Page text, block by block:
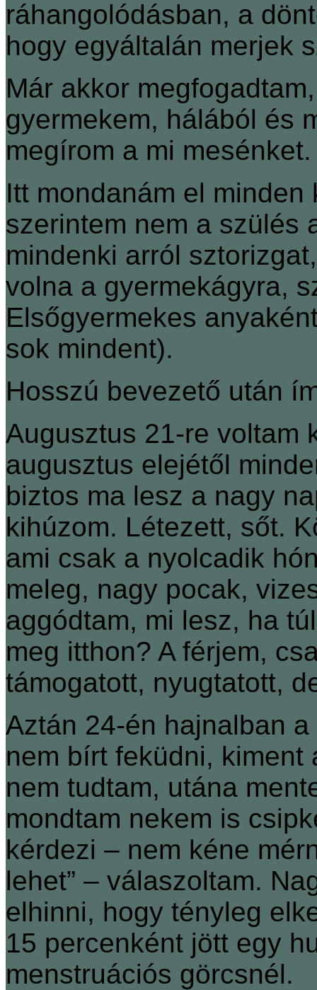
ráhangolódásban, a
hogy egyáltalán merjek
Már akkor
gyermekem, hálából és
megírom a mi
Itt mondanám el
szerintem nem a szülés
mindenki arról
volna a gyermekágyra,
Elsőgyermekes
sok mindent).
Hosszú bevezető után
Augusztus 21-re voltam
augusztus elejétől
biztos ma lesz a nagy
kihúzom. Létezett, sőt.
ami csak a nyolcadik
meleg, nagy pocak,
aggódtam, mi lesz, ha
meg itthon? A férjem,
támogatott, nyugtatott,
Aztán 24-én hajnalban
nem bírt feküdni, kiment
nem tudtam, utána
mondtam nekem is
kérdezi ‒ nem kéne
lehet” ‒ válaszoltam.
elhinni, hogy tényleg
15 percenként jött egy
menstruációs görcsnél.